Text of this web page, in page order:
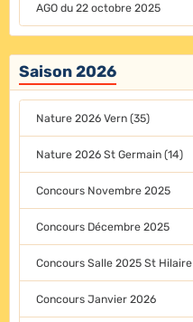
AGO du 22 octobre 2025
Saison 2026
Nature 2026 Vern (35)
Nature 2026 St Germain (14)
Concours Novembre 2025
Concours Décembre 2025
Concours Salle 2025 St Hilaire
Concours Janvier 2026